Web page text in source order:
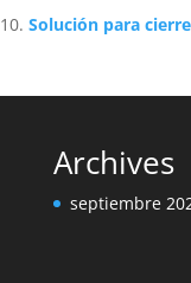
Solución para
Archives
septiembre